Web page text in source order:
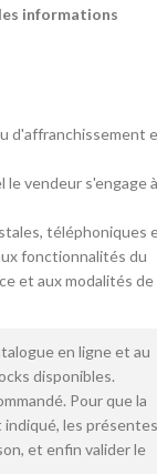
informations
d'affranchissement
le vendeur s'engage à
téléphoniques
fonctionnalités du
et aux modalités de
en ligne et au
disponibles.
Pour que la
indiqué, les présentes
et enfin valider le